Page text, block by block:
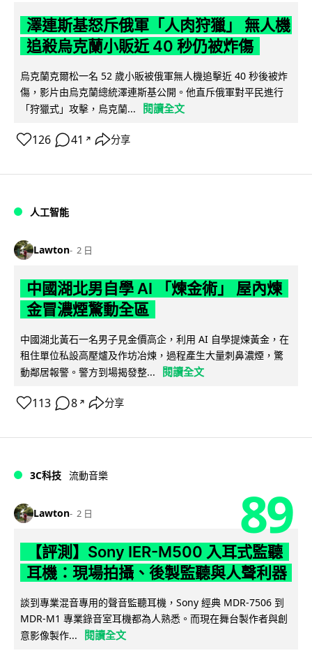
澤連斯基怒斥俄軍「人肉狩獵」 無人機
追殺烏克蘭小販近 40 秒仍被炸傷
烏克蘭克爾松一名 52 歲小販被俄軍無人機追擊近 40 秒後被炸
傷，影片由烏克蘭總統澤連斯基公開。他直斥俄軍對平民進行
「狩獵式」攻擊，烏克蘭...
閱讀全文
126 41 ↗ 分享
人工智能
Lawton 2 日
中國湖北男自學 AI 「煉金術」 屋內煉
金冒濃煙驚動全區
中國湖北黃石一名男子見金價高企，利用 AI 自學提煉黃金，在
租住單位私設高壓爐及作坊冶煉，過程產生大量刺鼻濃煙，驚
動鄰居報警。警方到場揭發整...
閱讀全文
113 8 ↗ 分享
3C科技 流動音樂
Lawton 2 日 89
【評測】Sony IER-M500 入耳式監聽
耳機：現場拍攝、後製監聽與人聲利器
談到專業混音專用的聲音監聽耳機，Sony 經典 MDR-7506 到
MDR-M1 專業錄音室耳機都為人熟悉。而現在舞台製作者與創
意影像製作...
閱讀全文